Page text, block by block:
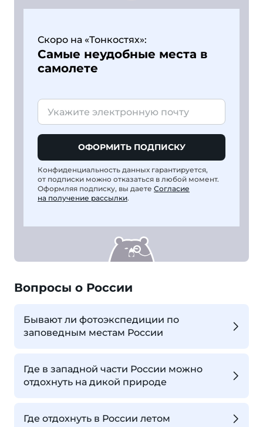
Скоро на «Тонкостях»:
Самые неудобные места в
самолете
ОФОРМИТЬ ПОДПИСКУ
Конфиденциальность данных гарантируется,
от подписки можно отказаться в любой момент.
Оформляя подписку, вы даете Согласие
на получение рассылки.
Вопросы о России
Бывают ли фотоэкспедиции по
заповедным местам России
Где в западной части России можно
отдохнуть на дикой природе
Где отдохнуть в России летом